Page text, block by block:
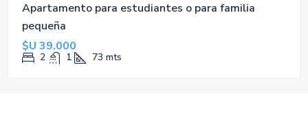
Apartamento para estudiantes o para familia
pequeña
$U 39.000
2 1 73 mts